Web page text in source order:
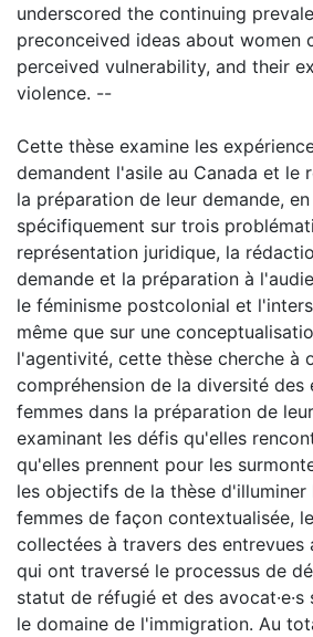
underscored the continuing
preconceived ideas about women
perceived vulnerability, and their
violence. --
Cette thèse examine les
demandent l'asile au Canada et le
la préparation de leur demande,
spécifiquement sur trois
représentation juridique, la
demande et la préparation à
le féminisme postcolonial et
même que sur une
l'agentivité, cette thèse cherche à
compréhension de la diversité des
femmes dans la préparation de
examinant les défis qu'elles
qu'elles prennent pour les
les objectifs de la thèse d'illuminer
femmes de façon contextualisée,
collectées à travers des entrevues
qui ont traversé le processus de
statut de réfugié et des avocat·e·s
le domaine de l'immigration. Au